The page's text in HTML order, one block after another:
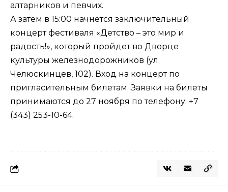
алтарников и певчих.
А затем в 15:00 начнется заключительный
концерт фестиваля «Детство – это мир и
радость!», который пройдет во Дворце
культуры железнодорожников (ул.
Челюскинцев, 102). Вход на концерт по
пригласительным билетам. Заявки на билеты
принимаются до 27 ноября по телефону: +7
(343) 253-10-64.